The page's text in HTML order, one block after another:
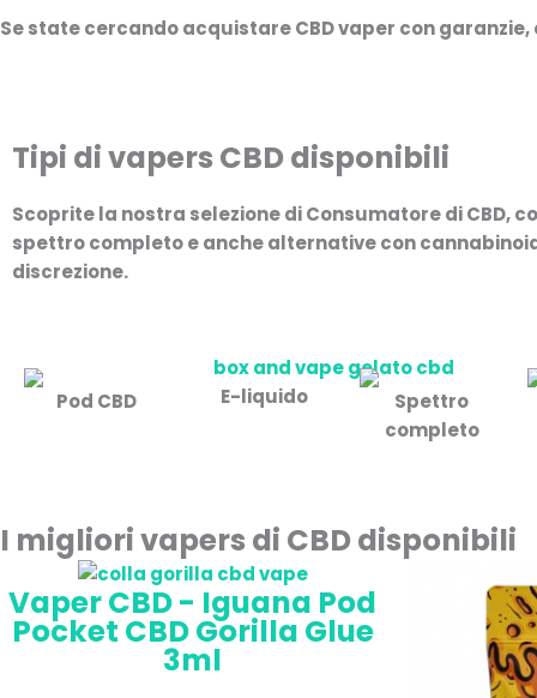
Se state cercandoacquistare CBD vaper con
Tipi di vapers CBD disponibili
Scoprite la nostra selezione diConsumatore di CBD,
spettro completoe anche alternative con
discrezione.
Pod CBD E-liquido
Spettro
completo
I migliori vapers di CBD disponibili
Vaper CBD - Iguana Pod
Pocket CBD Gorilla Glue
3ml